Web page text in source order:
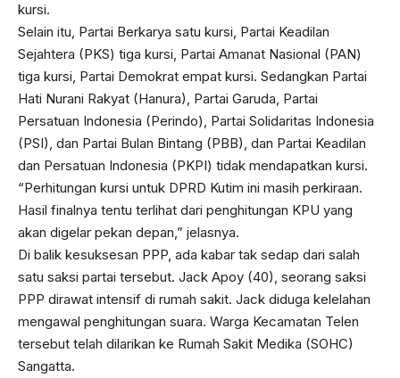
kursi.
Selain itu, Partai Berkarya satu kursi, Partai Keadilan
Sejahtera (PKS) tiga kursi, Partai Amanat Nasional (PAN)
tiga kursi, Partai Demokrat empat kursi. Sedangkan Partai
Hati Nurani Rakyat (Hanura), Partai Garuda, Partai
Persatuan Indonesia (Perindo), Partai Solidaritas Indonesia
(PSI), dan Partai Bulan Bintang (PBB), dan Partai Keadilan
dan Persatuan Indonesia (PKPI) tidak mendapatkan kursi.
“Perhitungan kursi untuk DPRD Kutim ini masih perkiraan.
Hasil finalnya tentu terlihat dari penghitungan KPU yang
akan digelar pekan depan,” jelasnya.
Di balik kesuksesan PPP, ada kabar tak sedap dari salah
satu saksi partai tersebut. Jack Apoy (40), seorang saksi
PPP dirawat intensif di rumah sakit. Jack diduga kelelahan
mengawal penghitungan suara. Warga Kecamatan Telen
tersebut telah dilarikan ke Rumah Sakit Medika (SOHC)
Sangatta.